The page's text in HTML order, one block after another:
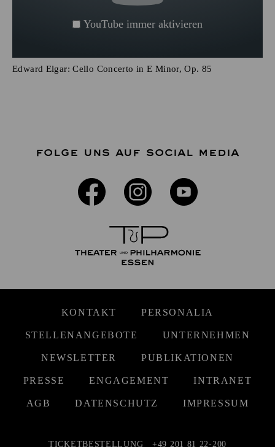
YouTube immer aktivieren
Edward Elgar: Cello Concerto in E Minor, Op. 85
FOLGE UNS AUF SOCIAL MEDIA
KONTAKT PERSONALIA
STELLENANGEBOTE UNTERNEHMEN
NEWSLETTER PUBLIKATIONEN
PRESSE ENGAGEMENT INTRANET
AGB DATENSCHUTZ IMPRESSUM
TICKETBESTELLUNG +49 201 81 22-200